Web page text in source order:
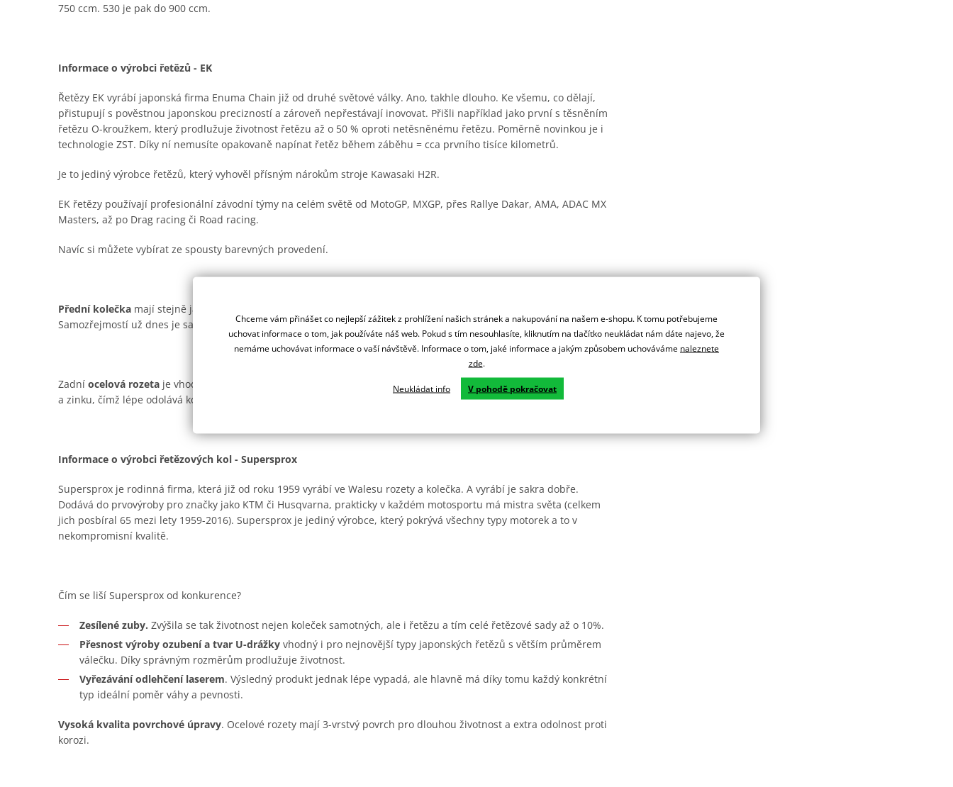
750 ccm. 530 je pak do 900 ccm.
Informace o výrobci řetězů - EK
Řetězy EK vyrábí japonská firma Enuma Chain již od druhé světové války. Ano, takhle dlouho. Ke všemu, co dělají,
přistupují s pověstnou japonskou precizností a zároveň nepřestávají inovovat. Přišli například jako první s těsněním
řetězu O-kroužkem, který prodlužuje životnost řetězu až o 50 % oproti netěsněnému řetězu. Poměrně novinkou je i
technologie ZST. Díky ní nemusíte opakovaně napínat řetěz během záběhu = cca prvního tisíce kilometrů.
Je to jediný výrobce řetězů, který vyhověl přísným nárokům stroje Kawasaki H2R.
EK řetězy používají profesionální závodní týmy na celém světě od MotoGP, MXGP, přes Rallye Dakar, AMA, ADAC MX
Masters, až po Drag racing či Road racing.
Navíc si můžete vybírat ze spousty barevných provedení.
Přední kolečka mají stejně jako ocelové rozety od Supersprox zesílené zuby pro delší životnost a jsou odlehčená.
Samozřejmostí už dnes je samočistící drážka pro offroady.
Zadní ocelová rozeta je vhodná prakticky pro všechny typy a styly motorek a jezdců. Povrch je ze dvou vrstev - oceli
a zinku, čímž lépe odolává korozi. Ano, je trochu těžší než hliníková, ale zato je levnější a dále vydrží.
Informace o výrobci řetězových kol - Supersprox
Supersprox je rodinná firma, která již od roku 1959 vyrábí ve Walesu rozety a kolečka. A vyrábí je sakra dobře.
Dodává do prvovýroby pro značky jako KTM či Husqvarna, prakticky v každém motosportu má mistra světa (celkem
jich posbíral 65 mezi lety 1959-2016). Supersprox je jediný výrobce, který pokrývá všechny typy motorek a to v
nekompromisní kvalitě.
Čím se liší Supersprox od konkurence?
Zesílené zuby. Zvýšila se tak životnost nejen koleček samotných, ale i řetězu a tím celé řetězové sady až o 10%.
Přesnost výroby ozubení a tvar U-drážky vhodný i pro nejnovější typy japonských řetězů s větším průměrem
válečku. Díky správným rozměrům prodlužuje životnost.
Vyřezávání odlehčení laserem. Výsledný produkt jednak lépe vypadá, ale hlavně má díky tomu každý konkrétní
typ ideální poměr váhy a pevnosti.
Vysoká kvalita povrchové úpravy. Ocelové rozety mají 3-vrstvý povrch pro dlouhou životnost a extra odolnost proti
korozi.
Chceme vám přinášet co nejlepší zážitek z prohlížení našich stránek a nakupování na našem e-shopu. K tomu potřebujeme
uchovat informace o tom, jak používáte náš web. Pokud s tím nesouhlasíte, kliknutím na tlačítko neukládat nám dáte najevo, že
nemáme uchovávat informace o vaší návštěvě. Informace o tom, jaké informace a jakým způsobem uchováváme naleznete
zde.
Neukládat info V pohodě pokračovat